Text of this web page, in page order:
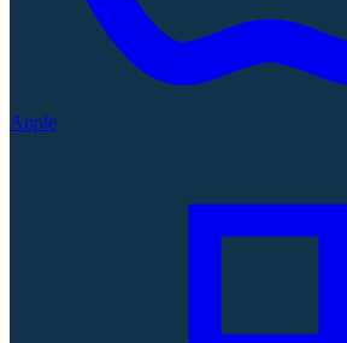
Apple